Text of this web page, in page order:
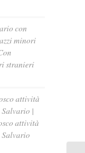
con
minori
stranieri
attività
|
attività